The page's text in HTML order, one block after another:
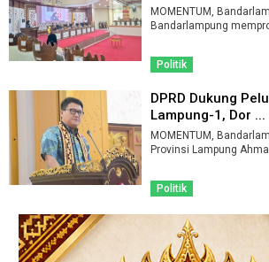
MOMENTUM,
Bandarlampung
Politik
DPRD Dukung
Lampung-1, Dor ...
MOMENTUM,
Provinsi Lampung
Politik